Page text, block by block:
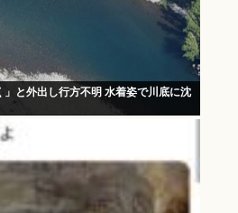
と外出し行方不明 水着姿で川底に沈